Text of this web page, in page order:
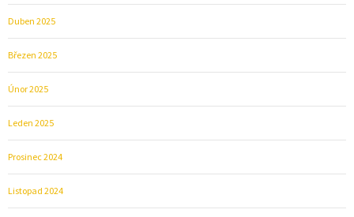
Duben 2025
Březen 2025
Únor 2025
Leden 2025
Prosinec 2024
Listopad 2024